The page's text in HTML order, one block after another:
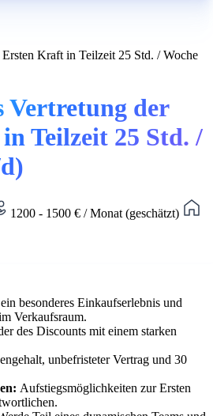
Kraft in Teilzeit 25 Std. / Woche
Vertretung der
Teilzeit 25 Std. /
1200 - 1500 € / Monat (geschätzt)
besonderes Einkaufserlebnis und
Verkaufsraum.
des Discounts mit einem starken
unbefristeter Vertrag und 30
Aufstiegsmöglichkeiten zur Ersten